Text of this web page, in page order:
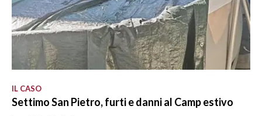
IL CASO
Settimo San Pietro, furti e danni al Camp estivo